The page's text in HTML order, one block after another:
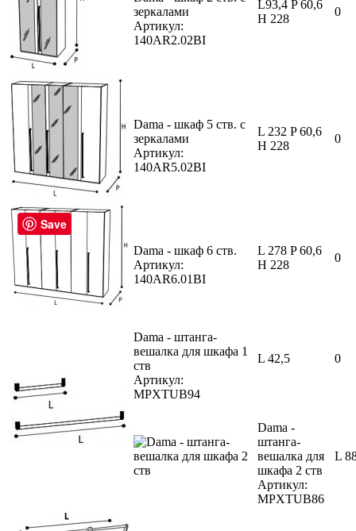
зеркалами
Артикул:
140AR2.02BI
L93,4 P 60,6
H 228
0
Dama - шкаф 5 ств. с
зеркалами
Артикул:
140AR5.02BI
L 232 P 60,6
H 228
0
Dama - шкаф 6 ств.
Артикул:
140AR6.01BI
L 278 P 60,6
H 228
0
Dama - штанга-
вешалка для шкафа 1
ств
Артикул:
MPXTUB94
L 42,5 0
Dama -
штанга-
вешалка для
шкафа 2 ств
Артикул:
MPXTUB86
L
Save